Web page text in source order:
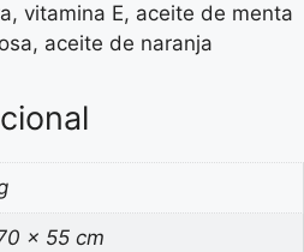
vitamina E, aceite de menta
aceite de naranja
× 55 cm